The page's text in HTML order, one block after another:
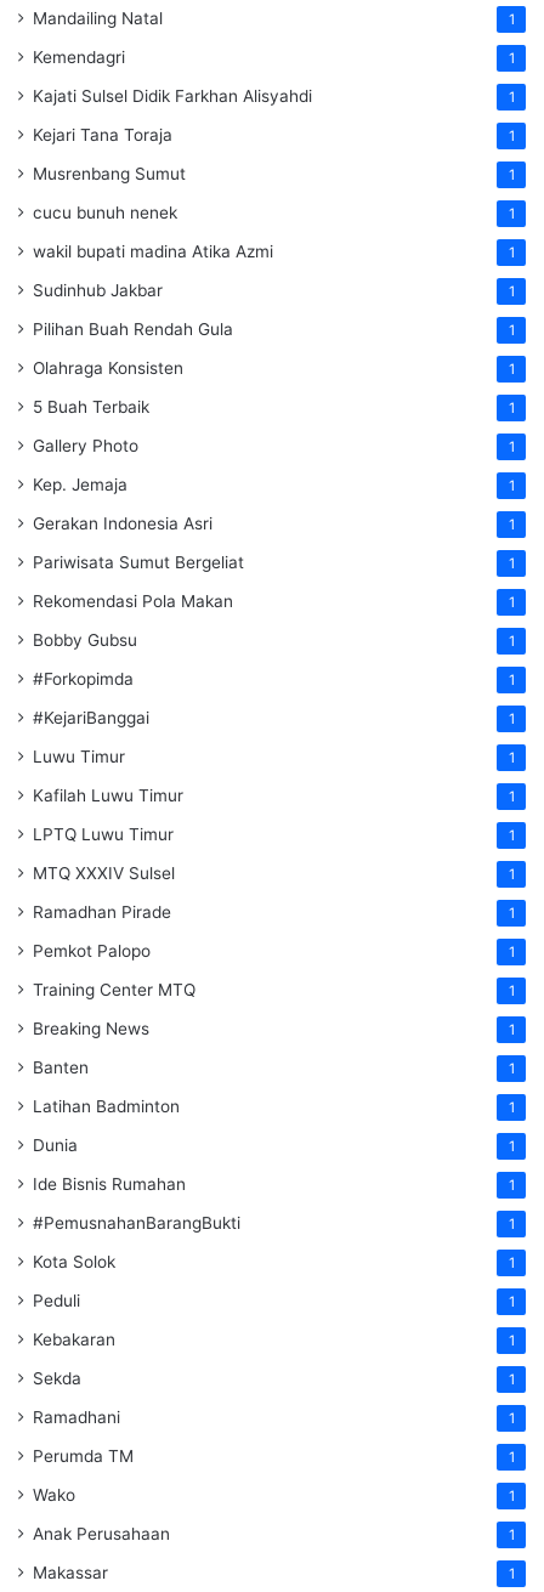
Mandailing Natal 1
Kemendagri 1
Kajati Sulsel Didik Farkhan Alisyahdi 1
Kejari Tana Toraja 1
Musrenbang Sumut 1
cucu bunuh nenek 1
wakil bupati madina Atika Azmi 1
Sudinhub Jakbar 1
Pilihan Buah Rendah Gula 1
Olahraga Konsisten 1
5 Buah Terbaik 1
Gallery Photo 1
Kep. Jemaja 1
Gerakan Indonesia Asri 1
Pariwisata Sumut Bergeliat 1
Rekomendasi Pola Makan 1
Bobby Gubsu 1
#Forkopimda 1
#KejariBanggai 1
Luwu Timur 1
Kafilah Luwu Timur 1
LPTQ Luwu Timur 1
MTQ XXXIV Sulsel 1
Ramadhan Pirade 1
Pemkot Palopo 1
Training Center MTQ 1
Breaking News 1
Banten 1
Latihan Badminton 1
Dunia 1
Ide Bisnis Rumahan 1
#PemusnahanBarangBukti 1
Kota Solok 1
Peduli 1
Kebakaran 1
Sekda 1
Ramadhani 1
Perumda TM 1
Wako 1
Anak Perusahaan 1
Makassar 1